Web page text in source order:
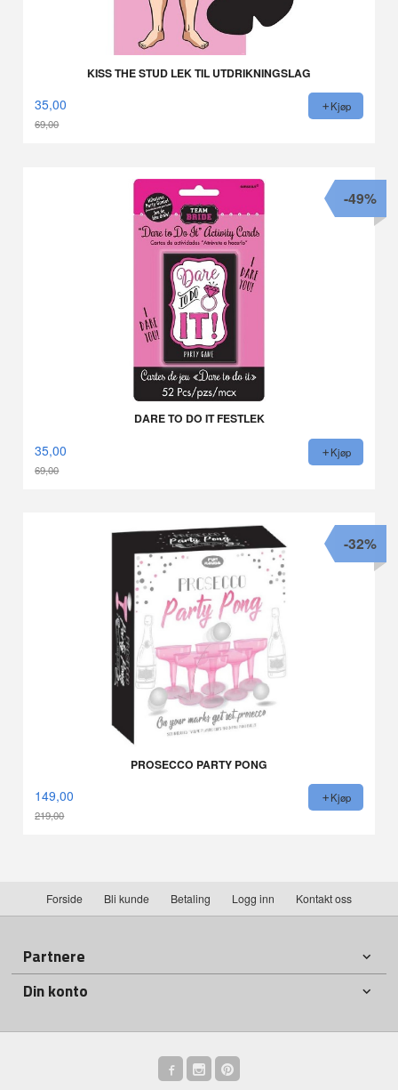
KISS THE STUD LEK TIL UTDRIKNINGSLAG
35,00
69,00
Kjøp
DARE TO DO IT FESTLEK
35,00
69,00
-49%
Kjøp
PROSECCO PARTY PONG
149,00
219,00
-32%
Kjøp
Forside Bli kunde Betaling Logg inn Kontakt oss
Partnere
Din konto